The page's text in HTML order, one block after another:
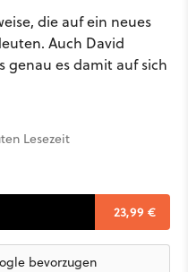
die auf ein neues
Auch David
genau es damit auf sich
Lesezeit
23,99 €
bevorzugen